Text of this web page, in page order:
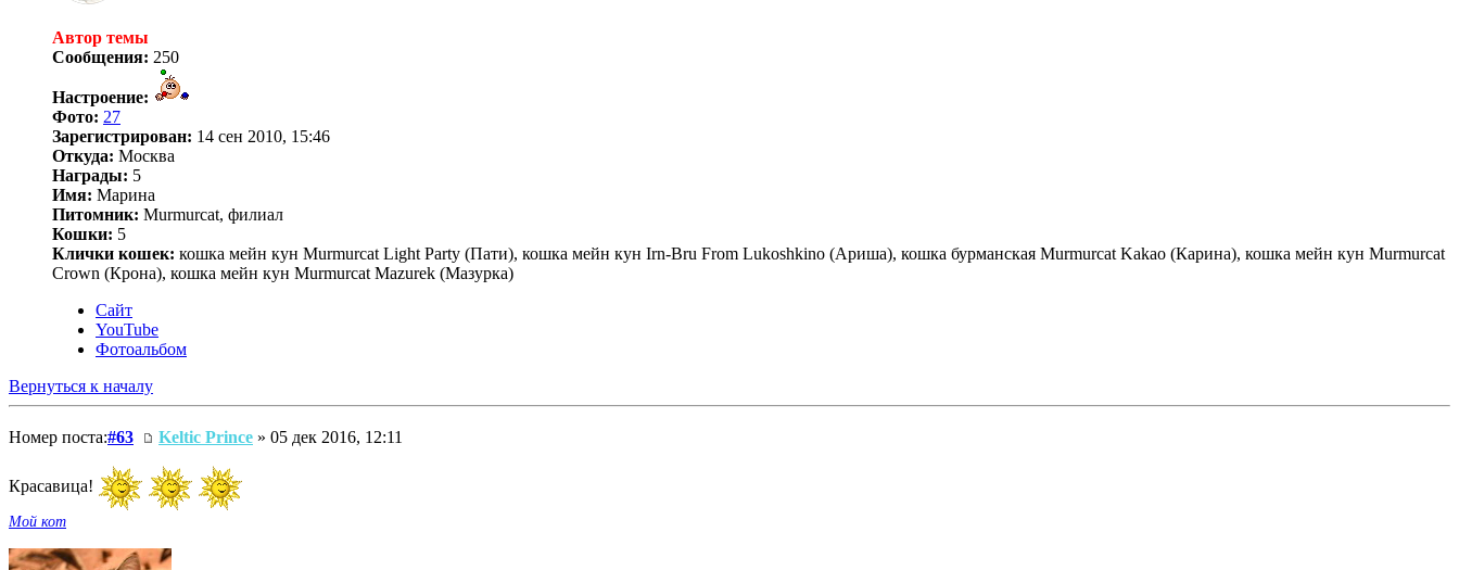
Автор темы
Сообщения: 250
Настроение:
Фото: 27
Зарегистрирован: 14 сен 2010, 15:46
Откуда: Москва
Награды: 5
Имя: Марина
Питомник: Murmurcat, филиал
Кошки: 5
Клички кошек: кошка мейн кун Murmurcat Light Party (Пати), кошка мейн кун Irn-Bru From Lukoshkino (Ариша), кошка бурманская Murmurcat Kakao (Карина), кошка мейн кун Murmurcat
Crown (Крона), кошка мейн кун Murmurcat Mazurek (Мазурка)
Сайт
YouTube
Фотоальбом
Вернуться к началу
Номер поста:#63 Keltic Prince » 05 дек 2016, 12:11
Красавица!
Мой кот